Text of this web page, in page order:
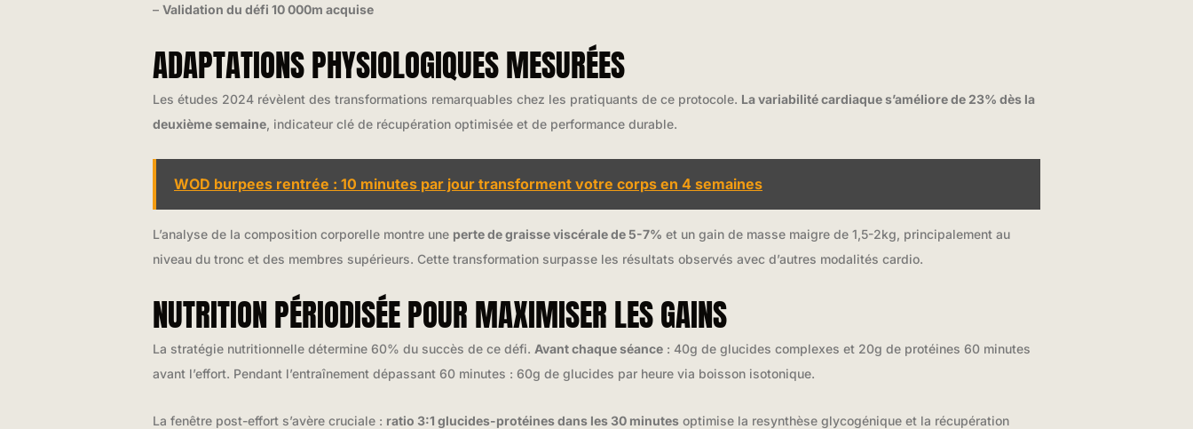
– Validation du défi 10 000m acquise
ADAPTATIONS PHYSIOLOGIQUES MESURÉES
Les études 2024 révèlent des transformations remarquables chez les pratiquants de ce protocole. La variabilité cardiaque s’améliore de 23% dès la
deuxième semaine , indicateur clé de récupération optimisée et de performance durable.
WOD burpees rentrée : 10 minutes par jour transforment votre corps en 4 semaines
L’analyse de la composition corporelle montre une perte de graisse viscérale de 5-7% et un gain de masse maigre de 1,5-2kg, principalement au
niveau du tronc et des membres supérieurs. Cette transformation surpasse les résultats observés avec d’autres modalités cardio.
NUTRITION PÉRIODISÉE POUR MAXIMISER LES GAINS
La stratégie nutritionnelle détermine 60% du succès de ce défi. Avant chaque séance : 40g de glucides complexes et 20g de protéines 60 minutes
avant l’effort. Pendant l’entraînement dépassant 60 minutes : 60g de glucides par heure via boisson isotonique.
La fenêtre post-effort s’avère cruciale : ratio 3:1 glucides-protéines dans les 30 minutes optimise la resynthèse glycogénique et la récupération